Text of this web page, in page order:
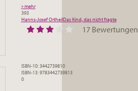
» mehr
393
Hanns-Josef OrtheilDas Kind, das nicht fragte
17 Bewertungen
ISBN-10: 3442739810
ISBN-13: 9783442739813
0